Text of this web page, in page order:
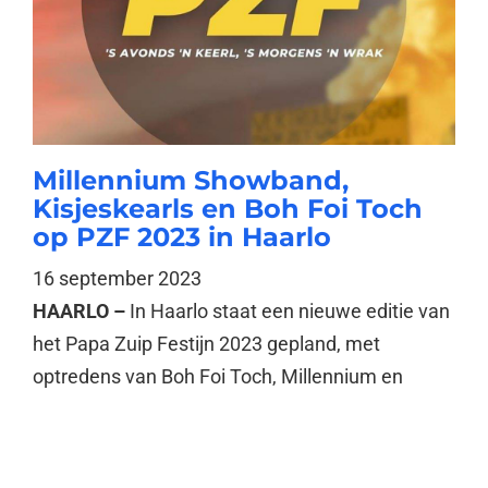
Millennium Showband,
Kisjeskearls en Boh Foi Toch
op PZF 2023 in Haarlo
16 september 2023
HAARLO – In Haarlo staat een nieuwe editie van
het Papa Zuip Festijn 2023 gepland, met
optredens van Boh Foi Toch, Millennium en